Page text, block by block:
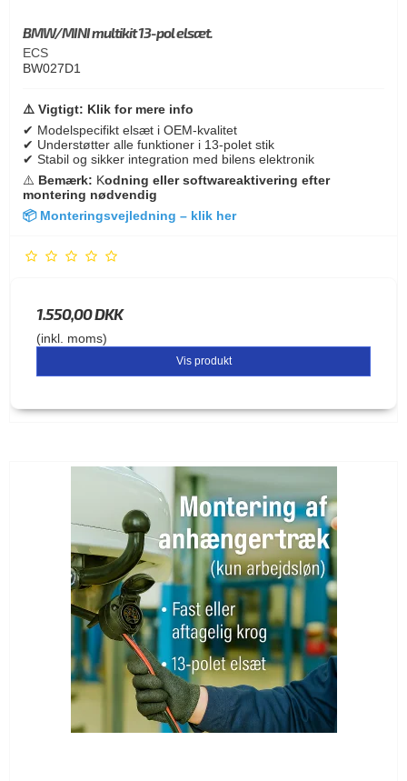
BMW/MINI multikit 13-pol elsæt.
ECS
BW027D1
⚠️ Vigtigt: Klik for mere info
✔ Modelspecifikt elsæt i OEM-kvalitet
✔ Understøtter alle funktioner i 13-polet stik
✔ Stabil og sikker integration med bilens elektronik
⚠️ Bemærk: Kodning eller softwareaktivering efter
montering nødvendig
📦 Monteringsvejledning – klik her
1.550,00 DKK
(inkl. moms)
Vis produkt